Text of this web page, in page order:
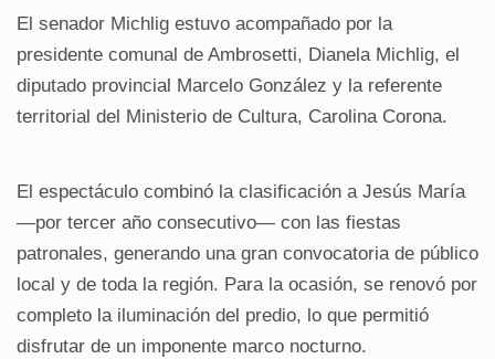
El senador Michlig estuvo acompañado por la
presidente comunal de Ambrosetti, Dianela Michlig, el
diputado provincial Marcelo González y la referente
territorial del Ministerio de Cultura, Carolina Corona.
El espectáculo combinó la clasificación a Jesús María
—por tercer año consecutivo— con las fiestas
patronales, generando una gran convocatoria de público
local y de toda la región. Para la ocasión, se renovó por
completo la iluminación del predio, lo que permitió
disfrutar de un imponente marco nocturno.